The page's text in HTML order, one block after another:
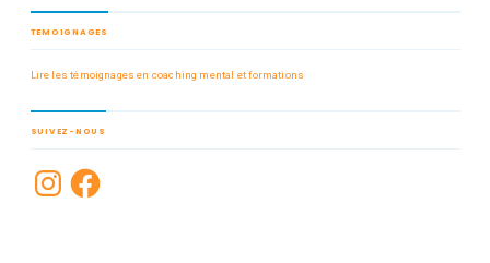
TEMOIGNAGES
Lire les témoignages en coaching mental et formations
SUIVEZ-NOUS